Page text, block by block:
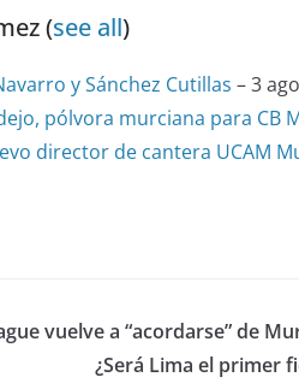
(see all)
y Sánchez Cutillas – 3
pólvora murciana para CB
director de cantera UCAM
vuelve a “acordarse” de
¿Será Lima el primer